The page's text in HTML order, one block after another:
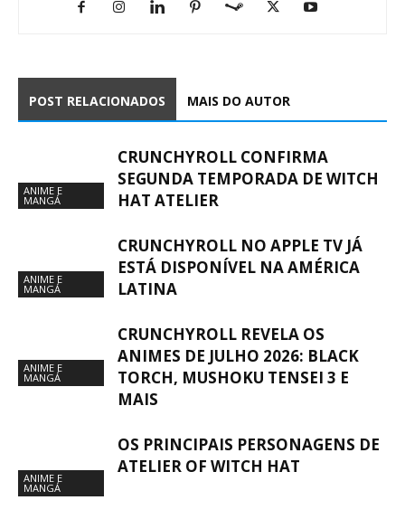
POST RELACIONADOS MAIS DO AUTOR
ANIME E
MANGÁ
CRUNCHYROLL CONFIRMA
SEGUNDA TEMPORADA DE WITCH
HAT ATELIER
ANIME E
MANGÁ
CRUNCHYROLL NO APPLE TV JÁ
ESTÁ DISPONÍVEL NA AMÉRICA
LATINA
ANIME E
MANGÁ
CRUNCHYROLL REVELA OS
ANIMES DE JULHO 2026: BLACK
TORCH, MUSHOKU TENSEI 3 E
MAIS
ANIME E
MANGÁ
OS PRINCIPAIS PERSONAGENS DE
ATELIER OF WITCH HAT